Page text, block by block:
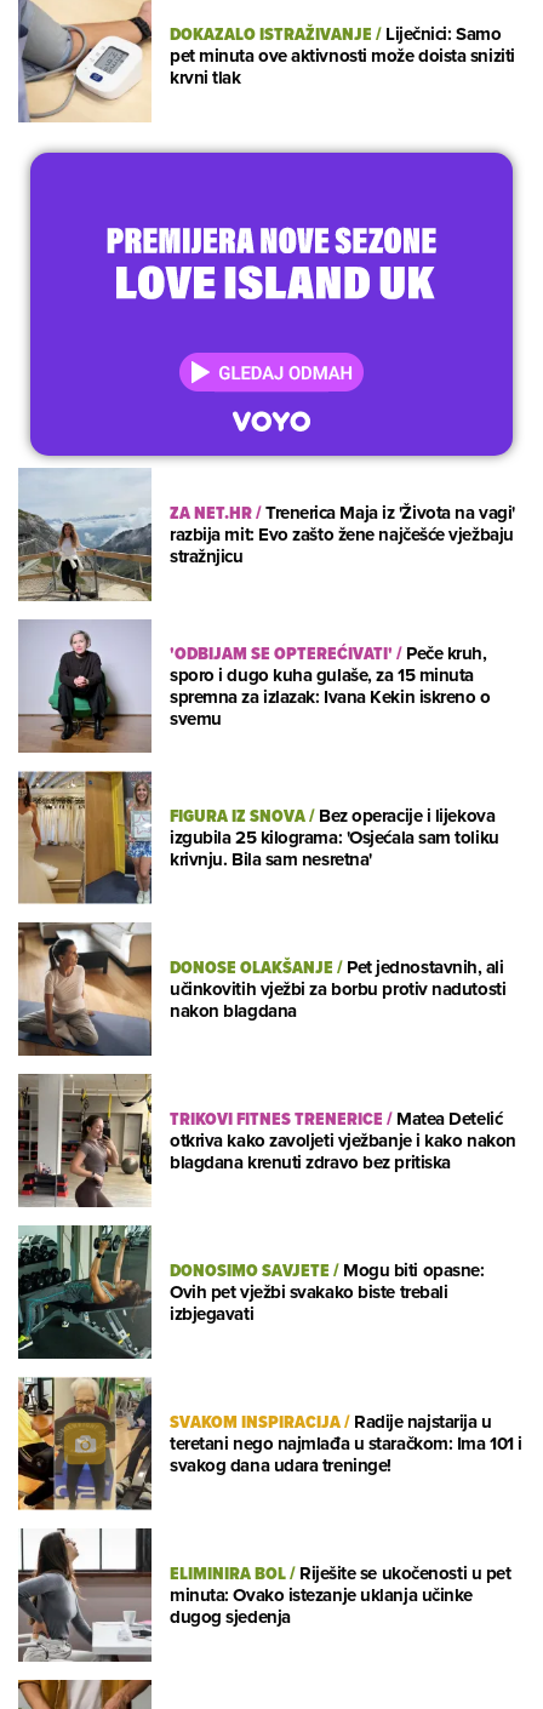
DOKAZALO ISTRAŽIVANJE/Liječnici: Samo
pet minuta ove aktivnosti može doista sniziti
krvni tlak
ZA NET.HR/Trenerica Maja iz 'Života na vagi'
razbija mit: Evo zašto žene najčešće vježbaju
stražnjicu
'ODBIJAM SE OPTEREĆIVATI'/Peče kruh,
sporo i dugo kuha gulaše, za 15 minuta
spremna za izlazak: Ivana Kekin iskreno o
svemu
FIGURA IZ SNOVA/Bez operacije i lijekova
izgubila 25 kilograma: 'Osjećala sam toliku
krivnju. Bila sam nesretna'
DONOSE OLAKŠANJE/Pet jednostavnih, ali
učinkovitih vježbi za borbu protiv nadutosti
nakon blagdana
TRIKOVI FITNES TRENERICE/Matea Detelić
otkriva kako zavoljeti vježbanje i kako nakon
blagdana krenuti zdravo bez pritiska
DONOSIMO SAVJETE/Mogu biti opasne:
Ovih pet vježbi svakako biste trebali
izbjegavati
SVAKOM INSPIRACIJA/Radije najstarija u
teretani nego najmlađa u staračkom: Ima 101 i
svakog dana udara treninge!
ELIMINIRA BOL/Riješite se ukočenosti u pet
minuta: Ovako istezanje uklanja učinke
dugog sjedenja